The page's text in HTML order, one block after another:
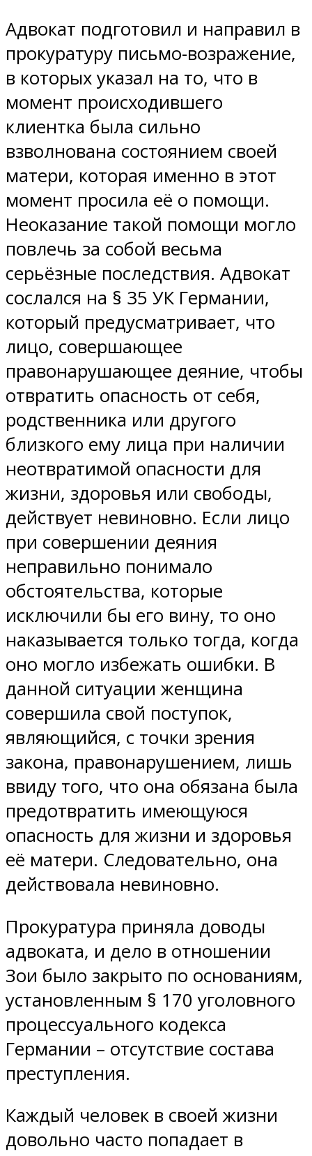
Адвокат подготовил и направил в
прокуратуру письмо-возражение,
в которых указал на то, что в
момент происходившего
клиентка была сильно
взволнована состоянием своей
матери, которая именно в этот
момент просила её о помощи.
Неоказание такой помощи могло
повлечь за собой весьма
серьёзные последствия. Адвокат
сослался на § 35 УК Германии,
который предусматривает, что
лицо, совершающее
правонарушающее деяние, чтобы
отвратить опасность от себя,
родственника или другого
близкого ему лица при наличии
неотвратимой опасности для
жизни, здоровья или свободы,
действует невиновно. Если лицо
при совершении деяния
неправильно понимало
обстоятельства, которые
исключили бы его вину, то оно
наказывается только тогда, когда
оно могло избежать ошибки. В
данной ситуации женщина
совершила свой поступок,
являющийся, с точки зрения
закона, правонарушением, лишь
ввиду того, что она обязана была
предотвратить имеющуюся
опасность для жизни и здоровья
её матери. Следовательно, она
действовала невиновно.
Прокуратура приняла доводы
адвоката, и дело в отношении
Зои было закрыто по основаниям,
установленным § 170 уголовного
процессуального кодекса
Германии – отсутствие состава
преступления.
Каждый человек в своей жизни
довольно часто попадает в